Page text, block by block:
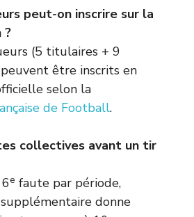
peut-on inscrire sur la
?
(5 titulaires + 9
être inscrits en
selon la
de Football.
collectives avant un tir
e faute par période,
donne